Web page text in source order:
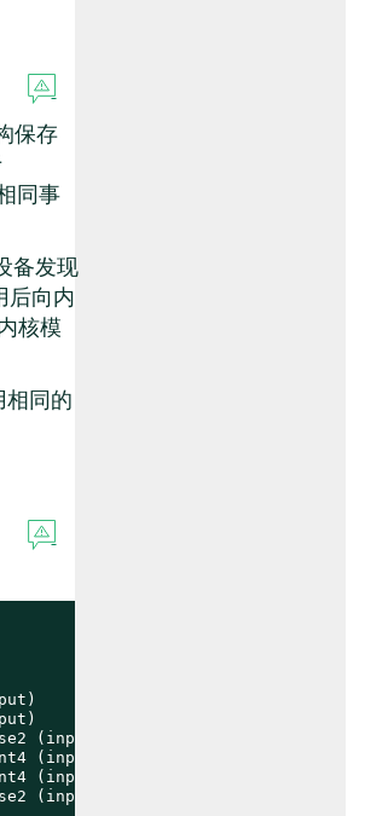
保存
同事
备发现
后向内
核模
相同的
(input)
(input)
(input)
(input)